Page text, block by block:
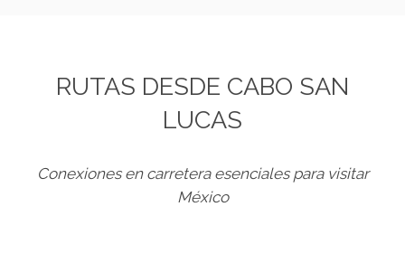
RUTAS DESDE CABO SAN
LUCAS
Conexiones en carretera esenciales para visitar
México